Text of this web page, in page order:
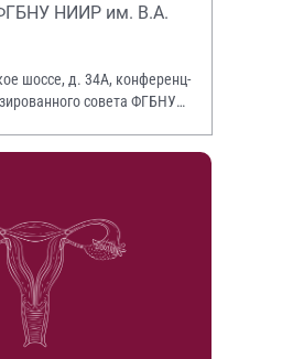
НИИР им. В.А.
шоссе, д. 34А, конференц-
совета ФГБНУ